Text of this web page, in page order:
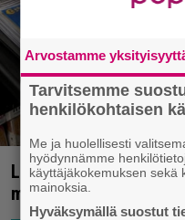
Lapset ostivat isälle
mutta miten sitten
Arvostamme
Tarvitsemme
henkilökohtaisen
Me ja huolellisesti
hyödynnämme
käyttäjäkokemuksen sekä
mainoksia.
Hyväksymällä suostut